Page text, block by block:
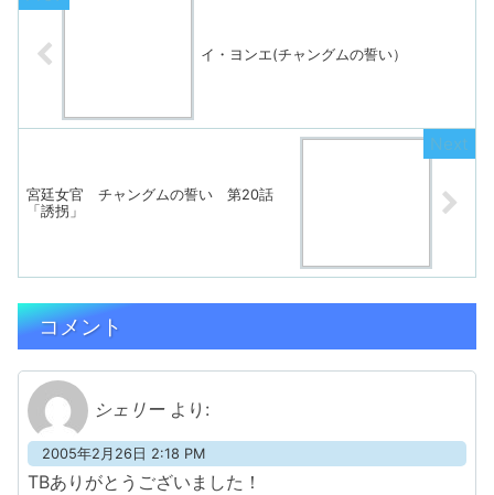
イ・ヨンエ(チャングムの誓い）
宮廷女官 チャングムの誓い 第20話
「誘拐」
コメント
シェリー より:
2005年2月26日 2:18 PM
TBありがとうございました！